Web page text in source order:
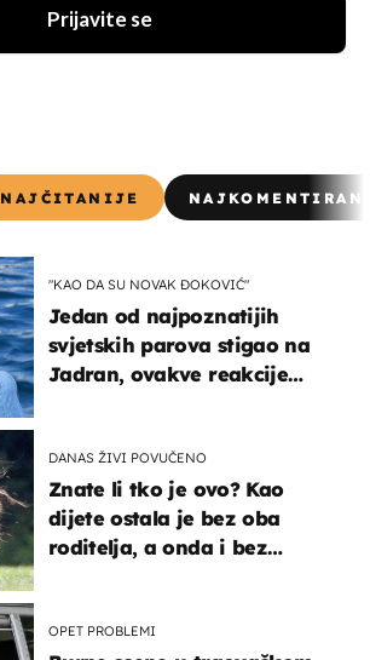
Prijavite se
NAJČITANIJE
"KAO DA SU NOVAK ĐOKOVIĆ"
Jedan od najpoznatijih
svjetskih parova stigao na
Jadran, ovakve reakcije
DANAS ŽIVI POVUČENO
Znate li tko je ovo? Kao
dijete ostala je bez oba
roditelja, a onda i bez
OPET PROBLEMI